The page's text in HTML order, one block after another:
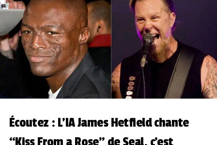
Écoutez : L’IA James Hetfield chante